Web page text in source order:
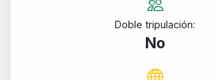
Doble tripulación:
No